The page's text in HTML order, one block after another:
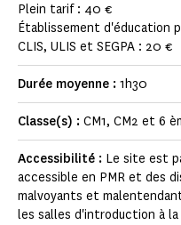
Plein tarif : 40 €
Établissement d'éducation
CLIS, ULIS et SEGPA : 20 €
Durée moyenne : 1h30
Classe(s) : CM1, CM2 et 6
Accessibilité : Le site est
accessible en PMR et des
malvoyants et
les salles d'introduction à